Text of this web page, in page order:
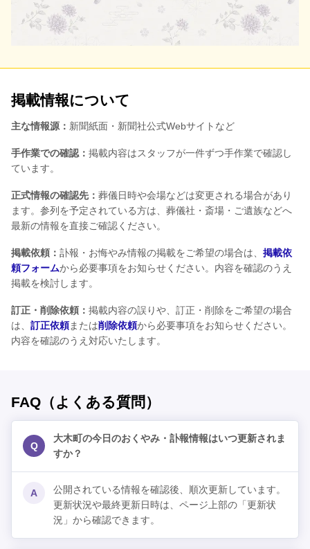
掲載情報について
主な情報源： 新聞紙面・新聞社公式Webサイトなど
手作業での確認： 掲載内容はスタッフが一件ずつ手作業で確認し
ています。
正式情報の確認先： 葬儀日時や会場などは変更される場合があり
ます。参列を予定されている方は、葬儀社・斎場・ご遺族などへ
最新の情報を直接ご確認ください。
掲載依頼： 訃報・お悔やみ情報の掲載をご希望の場合は、 掲載依
頼フォームから必要事項をお知らせください。内容を確認のうえ
掲載を検討します。
訂正・削除依頼： 掲載内容の誤りや、訂正・削除をご希望の場合
は、 訂正依頼または削除依頼から必要事項をお知らせください。
内容を確認のうえ対応いたします。
FAQ（よくある質問）
Q
大木町の今日のおくやみ・訃報情報はいつ更新されま
すか？
A
公開されている情報を確認後、順次更新しています。
更新状況や最終更新日時は、ページ上部の「更新状
況」から確認できます。